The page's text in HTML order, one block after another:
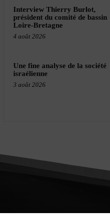
Interview Thierry Burlot,
président du comité de bassin
Loire-Bretagne
4 août 2026
Une fine analyse de la société
israélienne
3 août 2026